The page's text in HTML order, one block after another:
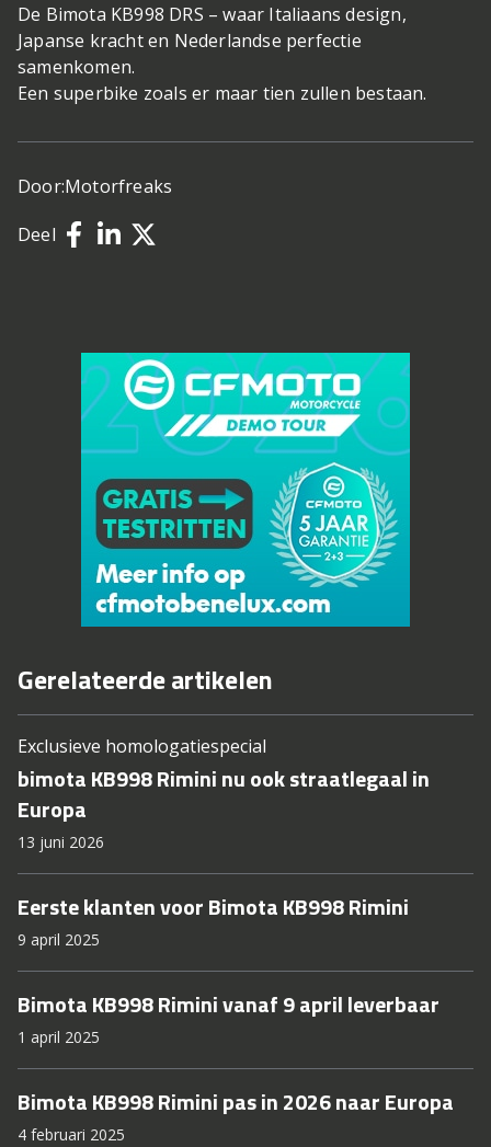
De Bimota KB998 DRS – waar Italiaans design,
Japanse kracht en Nederlandse perfectie
samenkomen.
Een superbike zoals er maar tien zullen bestaan.
Door:Motorfreaks
Deel
Gerelateerde artikelen
Exclusieve homologatiespecial
bimota KB998 Rimini nu ook straatlegaal in
Europa
13 juni 2026
Eerste klanten voor Bimota KB998 Rimini
9 april 2025
Bimota KB998 Rimini vanaf 9 april leverbaar
1 april 2025
Bimota KB998 Rimini pas in 2026 naar Europa
4 februari 2025